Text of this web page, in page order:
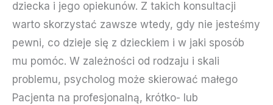
dziecka i jego opiekunów. Z takich konsultacji
warto skorzystać zawsze wtedy, gdy nie jesteśmy
pewni, co dzieje się z dzieckiem i w jaki sposób
mu pomóc. W zależności od rodzaju i skali
problemu, psycholog może skierować małego
Pacjenta na profesjonalną, krótko- lub